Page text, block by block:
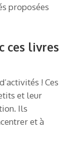
proposées
ces livres
! Ces
et leur
Ils
et à